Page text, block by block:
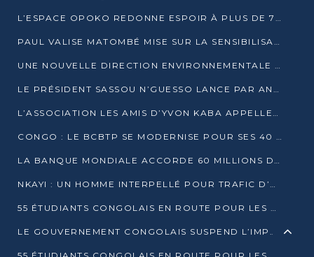
L’ESPACE OPOKO REDONNE ESPOIR À PLUS DE 775 ÉLÈVES AUTOCHTONES DANS LE NORD DU CONGO
PAUL VALISE MATOMBÉ MISE SUR LA SENSIBILISATION POUR ÉRAQUER LE GRAND BANDITISME
UNE NOUVELLE DIRECTION ENVIRONNEMENTALE POUR RENFORCER LA GESTION DES DONNÉES AU CONGO
LE PRÉSIDENT SASSOU N’GUESSO LANCE PAR ANTICIPATION LA 39ÈME JOURNÉE NATIONALE DE L’ARBRE
L’ASSOCIATION LES AMIS D’YVON KABA APPELLENT DENIS SASSOU N’GUESSO À SE PORTER CANDIDAT
CONGO : LE BCBTP SE MODERNISE POUR SES 40 ANS D’EXISTENCE
LA BANQUE MONDIALE ACCORDE 60 MILLIONS DE DOLLARS POUR LA RÉSILIENCE URBAINE AU CONGO
NKAYI : UN HOMME INTERPELLÉ POUR TRAFIC D’UN BÉBÉ CHIMPANZÉ
55 ÉTUDIANTS CONGOLAIS EN ROUTE POUR LES UNIVERSITÉS ALGÉRIENNES
LE GOUVERNEMENT CONGOLAIS SUSPEND L’IMPORTATION DES MACHETTES ET DES MOTOS